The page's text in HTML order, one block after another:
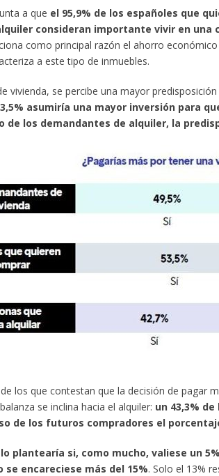
a que el 95,9% de los españoles que
consideran importante vivir en una
como principal razón el ahorro
a este tipo de inmuebles.
vivienda, se percibe una mayor
asumiría una mayor inversión para
de los demandantes de alquiler, la
los que contestan que la decisión de pagar
se inclina hacia el alquiler: un 43,3%
de los futuros compradores el
lo plantearía si, como mucho, valiese un
se encareciese más del 15%. Solo el 13%